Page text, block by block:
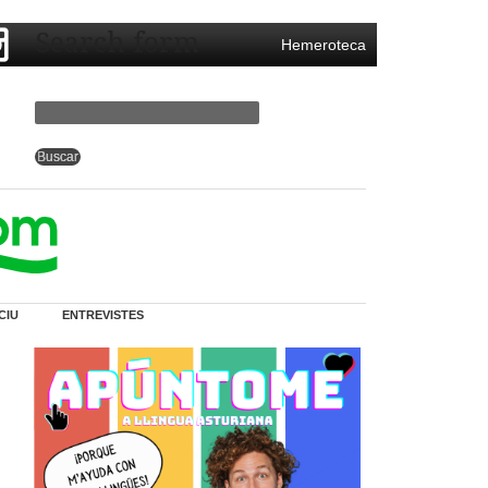
Hemeroteca
Search form
ENTREVISTES